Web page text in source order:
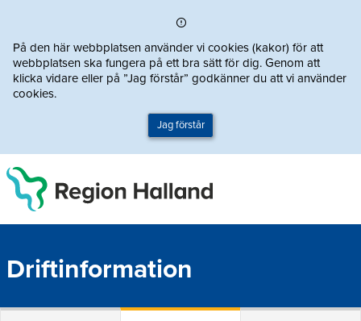
På den här webbplatsen använder vi cookies (kakor) för att
webbplatsen ska fungera på ett bra sätt för dig. Genom att
klicka vidare eller på ”Jag förstår” godkänner du att vi använder
cookies.
Jag förstår
Driftinformation